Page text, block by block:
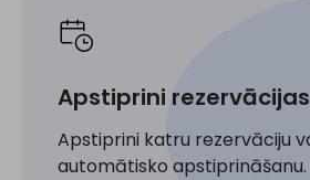
Apstiprini rezervācijas
Apstiprini katru rezervāciju
automātisko apstiprināšanu.